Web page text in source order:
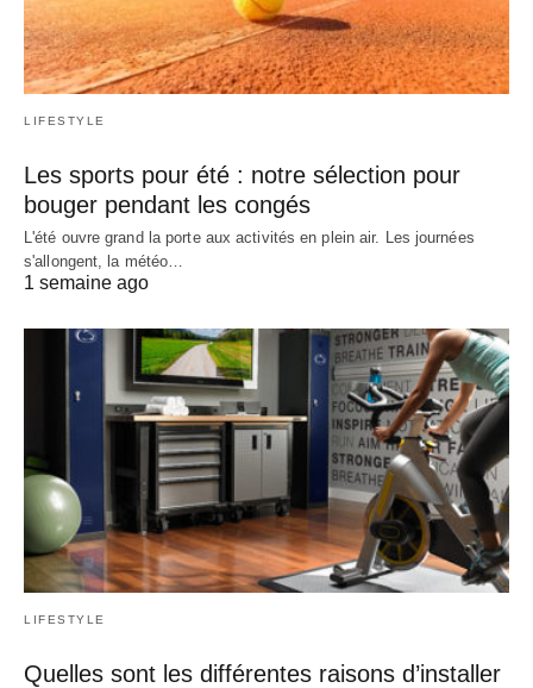
LIFESTYLE
Les sports pour été : notre sélection pour
bouger pendant les congés
L'été ouvre grand la porte aux activités en plein air. Les journées
s'allongent, la météo…
1 semaine ago
LIFESTYLE
Quelles sont les différentes raisons d’installer